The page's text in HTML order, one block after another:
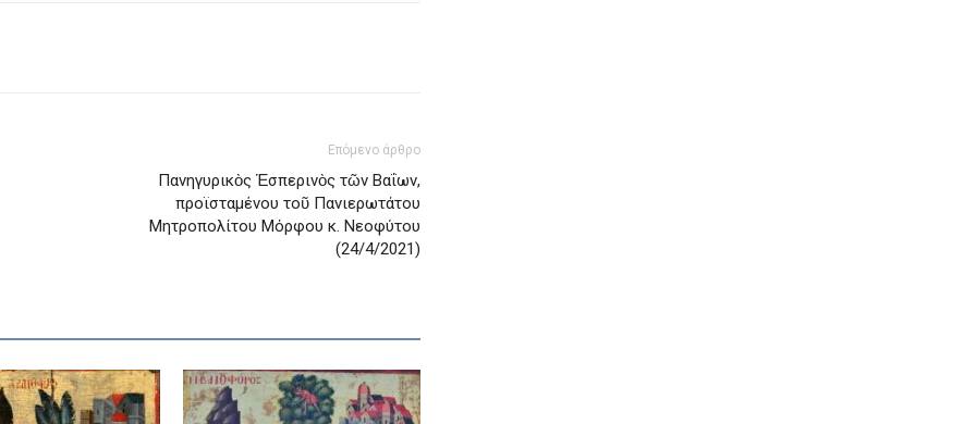
Επόμενο άρθρο
Πανηγυρικὸς Ἑσπερινὸς τῶν Βαΐων,
προϊσταμένου τοῦ Πανιερωτάτου
Μητροπολίτου Μόρφου κ. Νεοφύτου
(24/4/2021)